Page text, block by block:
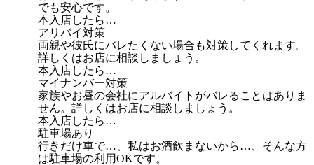
でも安心です。
本入店したら…
アリバイ対策
両親や彼氏にバレたくない場合も対策してくれます。
詳しくはお店に相談しましょう。
本入店したら…
マイナンバー対策
家族やお昼の会社にアルバイトがバレることはありま
せん。詳しくはお店に相談しましょう。
本入店したら…
駐車場あり
行きだけ車で…、私はお酒飲まないから…、そんな方
は駐車場の利用OKです。